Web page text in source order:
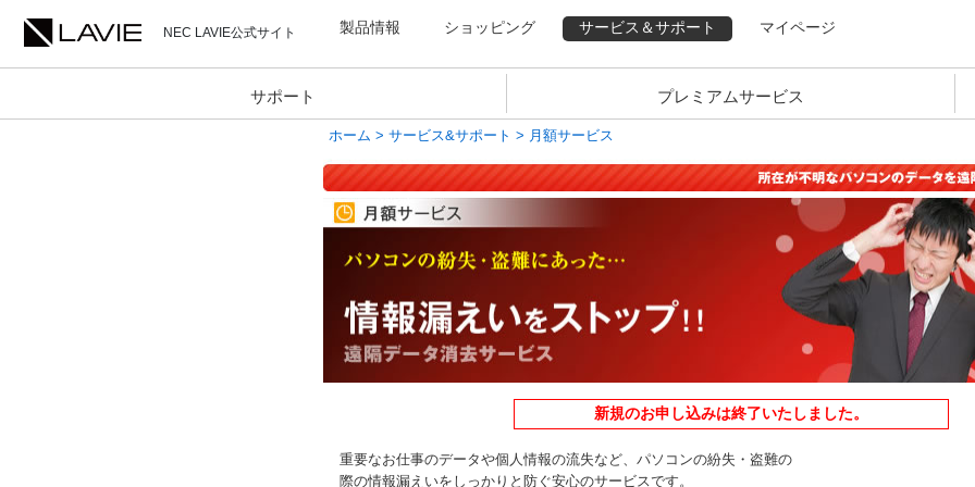
NEC LAVIE公式サイト 製品情報 ショッピング サービス＆サポート マイページ
サポート プレミアムサービス
ホーム > サービス&サポート > 月額サービス
新規のお申し込みは終了いたしました。
重要なお仕事のデータや個人情報の流失など、パソコンの紛失・盗難の
際の情報漏えいをしっかりと防ぐ安心のサービスです。